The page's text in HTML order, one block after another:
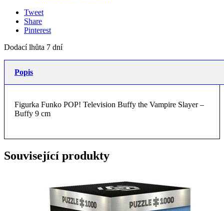
Tweet
Share
Pinterest
Dodací lhůta 7 dní
Popis
Figurka Funko POP! Television Buffy the Vampire Slayer –
Buffy 9 cm
Související produkty